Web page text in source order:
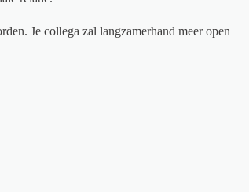
Je collega zal langzamerhand meer open